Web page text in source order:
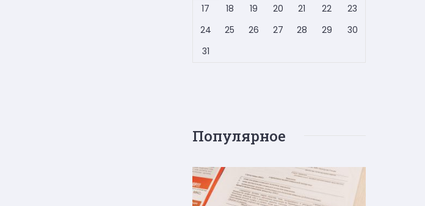
17
18 19 20 21 22
23
24
25 26 27 28 29
30
31
Популярное